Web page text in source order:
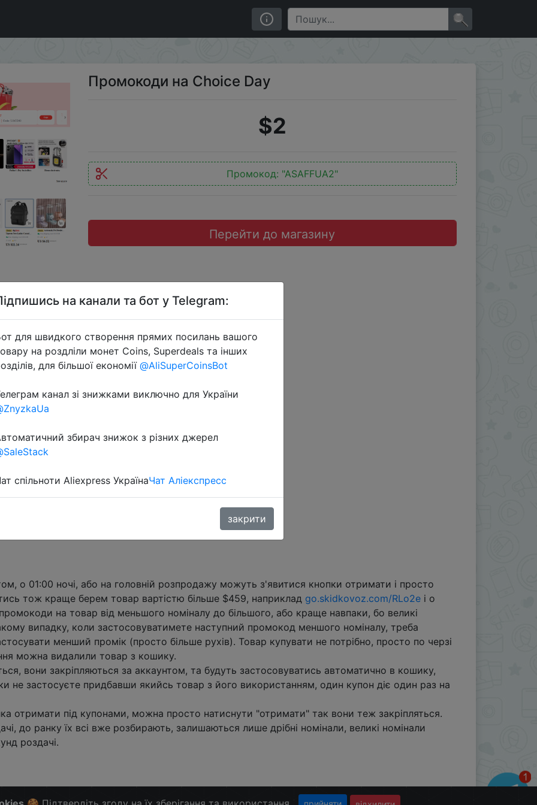
Промокоди на Choice Day
$2
Промокод: "ASAFFUA2"
Перейти до магазину
о 01:00 ночі 01.06
о 01:00 ночі, або на головній розпродажу можуть з'явитися кнопки отримати і просто
тож краще берем товар вартістю більше $459, наприклад go.skidkovoz.com/RLo2e і о
на товар від меньшого номіналу до більшого, або краще навпаки, бо великі
випадку, коли застосовуватимете наступний промокод меншого номіналу, треба
менший промік (просто більше рухів). Товар купувати не потрібно, просто по черзі
можна видалили товар з кошику.
вони закріпляються за аккаунтом, та будуть застосовуватись автоматично в кошику,
не застосуєте придбавши якийсь товар з його використанням, один купон діє один раз на
отримати під купонами, можна просто натиснути "отримати" так вони теж закріпляться.
до ранку їх всі вже розбирають, залишаються лише дрібні номінали, великі номінали
роздачі.
на канали та бот у Telegram:
для швидкого створення прямих посилань вашого
на роздліли монет Coins, Superdeals та інших
для більшої економії @AliSuperCoinsBot
канал зі знижками виключно для України
збирач знижок з різних джерел
спільноти Aliexpress УкраїнаЧат Аліекспресс
закрити